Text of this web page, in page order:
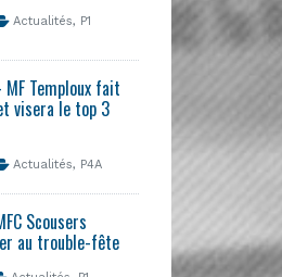
Actualités, P1
MF Temploux fait
visera le top 3
Actualités, P4A
Scousers
au trouble-fête